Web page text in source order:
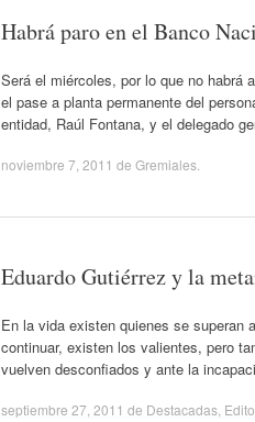
Habrá paro en el Banco
Será el miércoles, por lo que no habrá
el pase a planta permanente del
entidad, Raúl Fontana, y el delegado
noviembre 7, 2011 de Gremiales
Eduardo Gutiérrez y la
En la vida existen quienes se superan
continuar, existen los valientes, pero
vuelven desconfiados y ante la
septiembre 27, 2011 de Destacadas